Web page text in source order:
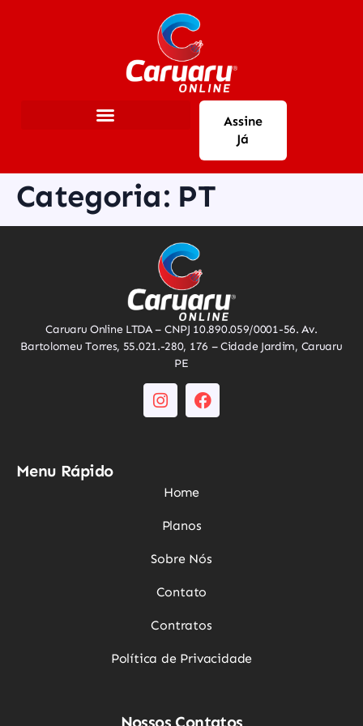
Assine
Já
Categoria: PT
Caruaru Online LTDA – CNPJ 10.890.059/0001-56. Av.
Bartolomeu Torres, 55.021.-280, 176 – Cidade Jardim, Caruaru
PE
Menu Rápido
Home
Planos
Sobre Nós
Contato
Contratos
Política de Privacidade